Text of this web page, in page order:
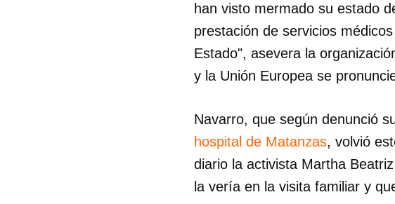
han visto mermado su estado
prestación de servicios
Estado", asevera la
y la Unión Europea se
Navarro, que según denunció
hospital de Matanzas, volvió
diario la activista Martha
la vería en la visita familiar y